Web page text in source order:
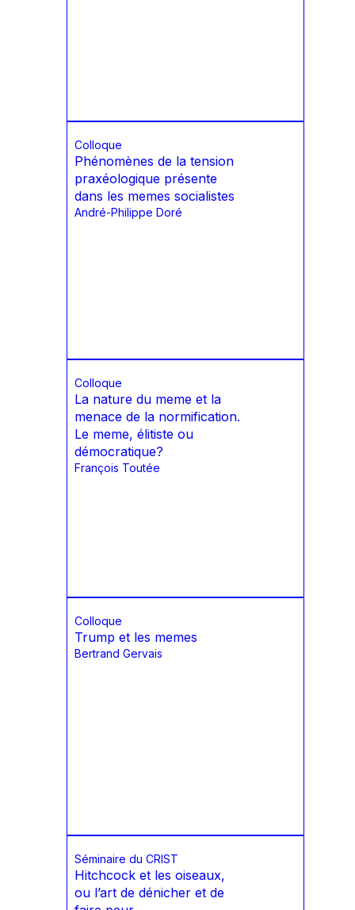
Colloque
Phénomènes de la tension
praxéologique présente
dans les memes socialistes
André-Philippe Doré
Colloque
La nature du meme et la
menace de la normification.
Le meme, élitiste ou
démocratique?
François Toutée
Colloque
Trump et les memes
Bertrand Gervais
Séminaire du CRIST
Hitchcock et les oiseaux,
ou l’art de dénicher et de